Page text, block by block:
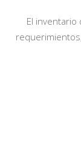
El